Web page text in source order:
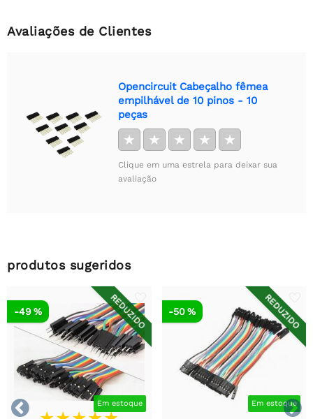
Avaliações de Clientes
Opencircuit Cabeçalho fêmea
empilhável de 10 pinos - 10
peças
★ ★ ★ ★ ★
Clique em uma estrela para deixar sua
avaliação
produtos sugeridos


REDUZIDO
Em estoque
-49 % REDUZIDO
Em estoque
-50 %